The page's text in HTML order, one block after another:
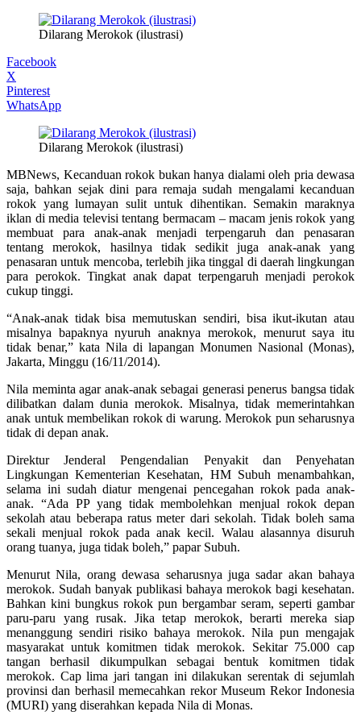
Dilarang Merokok (ilustrasi)
Facebook
X
Pinterest
WhatsApp
Dilarang Merokok (ilustrasi)
MBNews, Kecanduan rokok bukan hanya dialami oleh pria dewasa
saja, bahkan sejak dini para remaja sudah mengalami kecanduan
rokok yang lumayan sulit untuk dihentikan. Semakin maraknya
iklan di media televisi tentang bermacam – macam jenis rokok yang
membuat para anak-anak menjadi terpengaruh dan penasaran
tentang merokok, hasilnya tidak sedikit juga anak-anak yang
penasaran untuk mencoba, terlebih jika tinggal di daerah lingkungan
para perokok. Tingkat anak dapat terpengaruh menjadi perokok
cukup tinggi.
“Anak-anak tidak bisa memutuskan sendiri, bisa ikut-ikutan atau
misalnya bapaknya nyuruh anaknya merokok, menurut saya itu
tidak benar,” kata Nila di lapangan Monumen Nasional (Monas),
Jakarta, Minggu (16/11/2014).
Nila meminta agar anak-anak sebagai generasi penerus bangsa tidak
dilibatkan dalam dunia merokok. Misalnya, tidak memerintahkan
anak untuk membelikan rokok di warung. Merokok pun seharusnya
tidak di depan anak.
Direktur Jenderal Pengendalian Penyakit dan Penyehatan
Lingkungan Kementerian Kesehatan, HM Subuh menambahkan,
selama ini sudah diatur mengenai pencegahan rokok pada anak-
anak. “Ada PP yang tidak membolehkan menjual rokok depan
sekolah atau beberapa ratus meter dari sekolah. Tidak boleh sama
sekali menjual rokok pada anak kecil. Walau alasannya disuruh
orang tuanya, juga tidak boleh,” papar Subuh.
Menurut Nila, orang dewasa seharusnya juga sadar akan bahaya
merokok. Sudah banyak publikasi bahaya merokok bagi kesehatan.
Bahkan kini bungkus rokok pun bergambar seram, seperti gambar
paru-paru yang rusak. Jika tetap merokok, berarti mereka siap
menanggung sendiri risiko bahaya merokok. Nila pun mengajak
masyarakat untuk komitmen tidak merokok. Sekitar 75.000 cap
tangan berhasil dikumpulkan sebagai bentuk komitmen tidak
merokok. Cap lima jari tangan ini dilakukan serentak di sejumlah
provinsi dan berhasil memecahkan rekor Museum Rekor Indonesia
(MURI) yang diserahkan kepada Nila di Monas.